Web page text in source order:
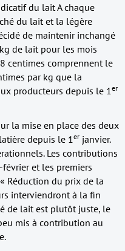
du lait A chaque
du lait et la légère
de maintenir inchangé
de lait pour les mois
centimes comprennent le
par kg que la
producteurs depuis le 1er
la mise en place des deux
depuis le 1er janvier.
Les contributions
et les premiers
Réduction du prix de la
interviendront à la fin
de lait est plutôt juste, le
mis à contribution au